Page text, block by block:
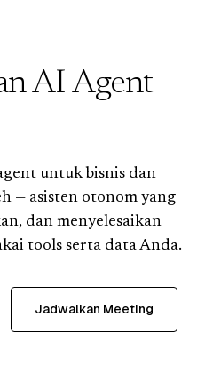
AI Agent
untuk bisnis dan
— asisten otonom yang
dan menyelesaikan
tools serta data Anda.
Jadwalkan Meeting